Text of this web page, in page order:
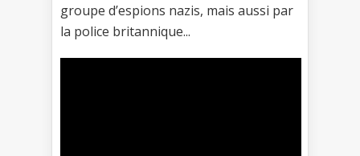
groupe d’espions nazis, mais aussi par
la police britannique...